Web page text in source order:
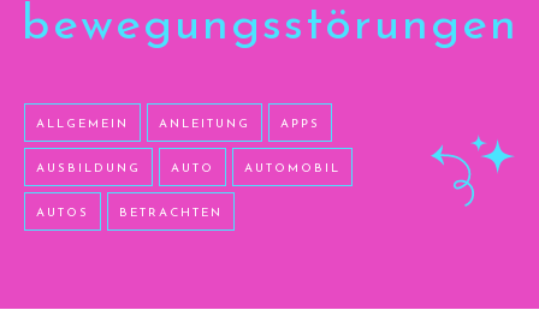
bewegungsstörungen
ALLGEMEIN ANLEITUNG APPS
AUSBILDUNG AUTO AUTOMOBIL
AUTOS BETRACHTEN